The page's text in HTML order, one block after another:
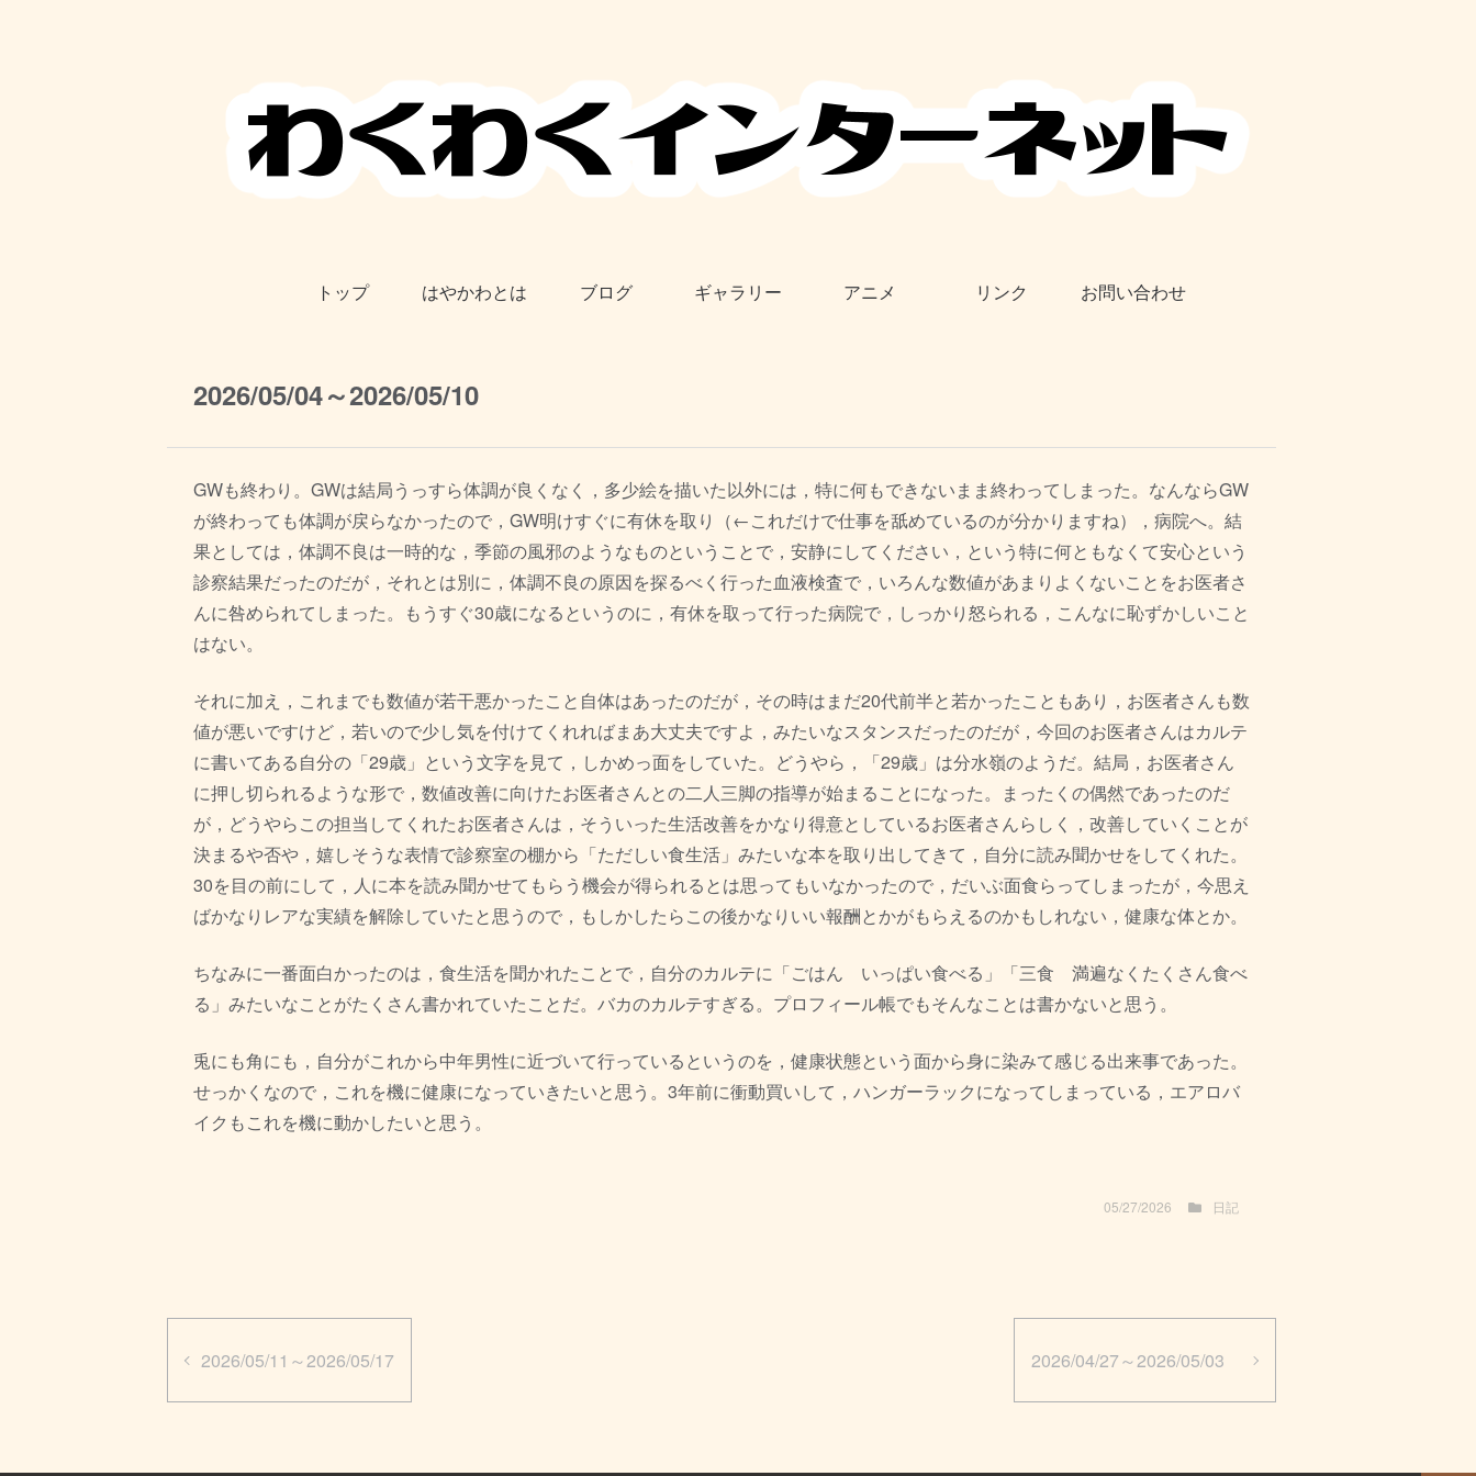
トップ はやかわとは ブログ ギャラリー アニメ リンク お問い合わせ
2026/05/04～2026/05/10
GWも終わり。GWは結局うっすら体調が良くなく， 多少絵を描いた以外には， 特に何もできないまま終わってしまった。 なんならGW
が終わっても体調が戻らなかったので， GW明けすぐに有休を取り（←これだけで仕事を舐めているのが分かりますね），病院へ。 結
果としては，体調不良は一時的な， 季節の風邪のようなものということで，安静にしてください， という特に何ともなくて安心という
診察結果だったのだが， それとは別に，体調不良の原因を探るべく行った血液検査で， いろんな数値があまりよくないことをお医者さ
んに咎められてしま った。もうすぐ30歳になるというのに， 有休を取って行った病院で，しっかり怒られる， こんなに恥ずかしいこと
はない。
それに加え， これまでも数値が若干悪かったこと自体はあったのだが， その時はまだ20代前半と若かったこともあり， お医者さんも数
値が悪いですけど， 若いので少し気を付けてくれればまあ大丈夫ですよ， みたいなスタンスだったのだが， 今回のお医者さんはカルテ
に書いてある自分の「29歳」 という文字を見て，しかめっ面をしていた。どうやら，「29歳」 は分水嶺のようだ。結局，お医者さん
に押し切られるような形で， 数値改善に向けたお医者さんとの二人三脚の指導が始まることになった。まったくの偶然であったのだ
が， どうやらこの担当してくれたお医者さんは， そういった生活改善をかなり得意としているお医者さんらしく， 改善していくことが
決まるや否や， 嬉しそうな表情で診察室の棚から「ただしい食生活」 みたいな本を取り出してきて，自分に読み聞かせをしてくれた。
30を目の前にして， 人に本を読み聞かせてもらう機会が得られるとは思ってもいなかったので，だいぶ面食らってしまったが， 今思え
ばかなりレアな実績を解除していたと思うので， もしかしたらこの後かなりいい報酬とかがもらえるのかもしれない ，健康な体とか。
ちなみに一番面白かったのは，食生活を聞かれたことで， 自分のカルテに「ごはん いっぱい食べる」「三食 満遍なくたくさん食べ
る」 みたいなことがたくさん書かれていたことだ。 バカのカルテすぎる。 プロフィール帳でもそんなことは書かないと思う。
兎にも角にも， 自分がこれから中年男性に近づいて行っているというのを， 健康状態という面から身に染みて感じる出来事であった。
せっかくなので，これを機に健康になっていきたいと思う。 3年前に衝動買いして，ハンガーラックになってしまっている， エアロバ
イクもこれを機に動かしたいと思う。
05/27/2026 日記
2026/05/11～2026/05/17 2026/04/27～2026/05/03